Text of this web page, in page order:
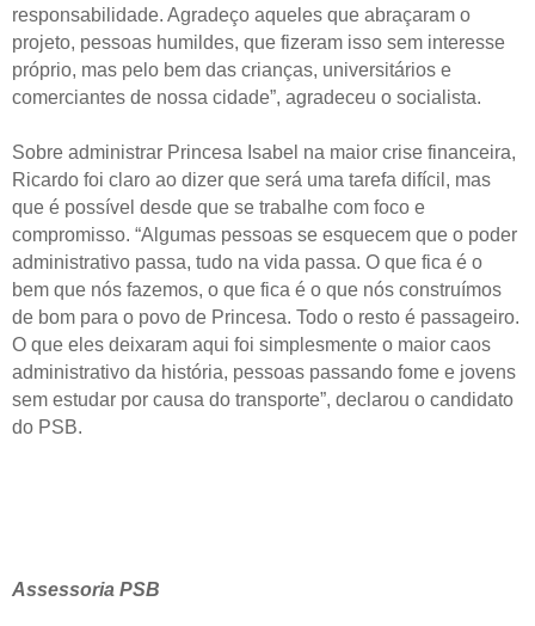
responsabilidade. Agradeço aqueles que abraçaram o
projeto, pessoas humildes, que fizeram isso sem interesse
próprio, mas pelo bem das crianças, universitários e
comerciantes de nossa cidade”, agradeceu o socialista.
Sobre administrar Princesa Isabel na maior crise financeira,
Ricardo foi claro ao dizer que será uma tarefa difícil, mas
que é possível desde que se trabalhe com foco e
compromisso. “Algumas pessoas se esquecem que o poder
administrativo passa, tudo na vida passa. O que fica é o
bem que nós fazemos, o que fica é o que nós construímos
de bom para o povo de Princesa. Todo o resto é passageiro.
O que eles deixaram aqui foi simplesmente o maior caos
administrativo da história, pessoas passando fome e jovens
sem estudar por causa do transporte”, declarou o candidato
do PSB.
Assessoria PSB